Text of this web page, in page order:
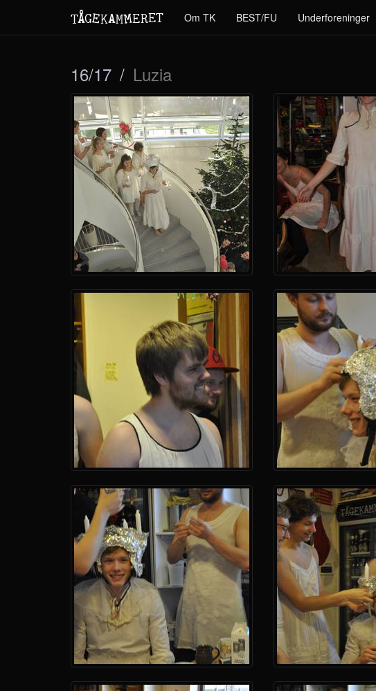
TÅGEKAMMERET Om TK BEST/FU Underforeninger
16/17 Luzia